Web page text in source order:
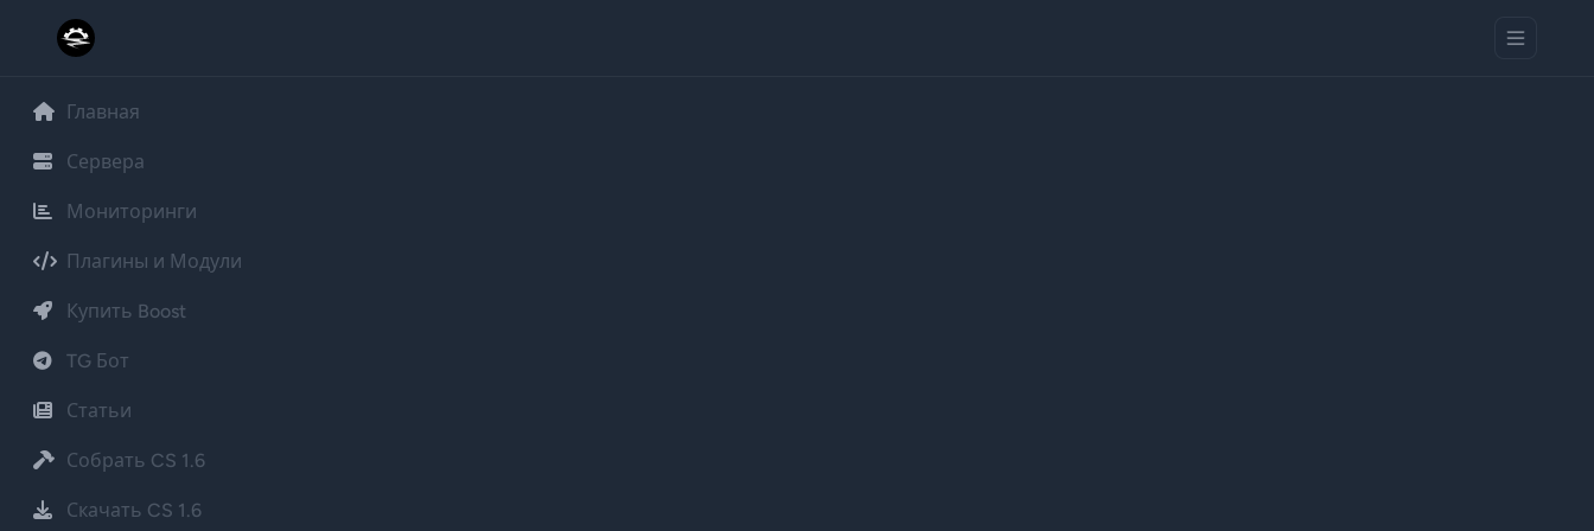
Главная
Сервера
Мониторинги
Плагины и Модули
Купить Boost
TG Бот
Статьи
Собрать CS 1.6
Скачать CS 1.6